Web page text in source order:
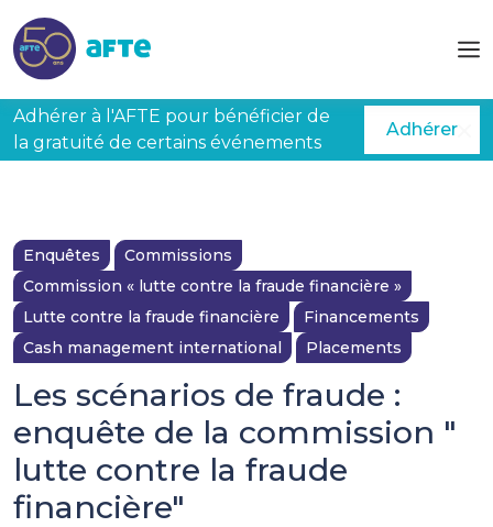
Adhérer à l'AFTE pour bénéficier de
la gratuité de certains événements
Adhérer
Enquêtes
Commissions
Commission « lutte contre la fraude financière »
Lutte contre la fraude financière
Financements
Cash management international
Placements
Les scénarios de fraude :
enquête de la commission "
lutte contre la fraude
financière"